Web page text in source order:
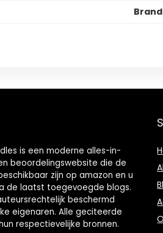
Brand
is een moderne alles-in-
beoordelingswebsite die de
zijn op amazon en u
de laatst toegevoegde blogs.
beschermd
eigenaren. Alle geciteerde
respectievelijke bronnen.